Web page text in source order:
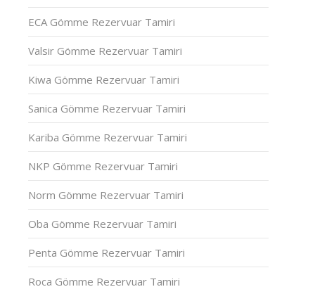
ECA Gömme Rezervuar Tamiri
Valsir Gömme Rezervuar Tamiri
Kiwa Gömme Rezervuar Tamiri
Sanica Gömme Rezervuar Tamiri
Kariba Gömme Rezervuar Tamiri
NKP Gömme Rezervuar Tamiri
Norm Gömme Rezervuar Tamiri
Oba Gömme Rezervuar Tamiri
Penta Gömme Rezervuar Tamiri
Roca Gömme Rezervuar Tamiri